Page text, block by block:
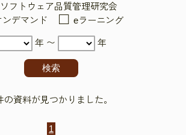
ソフトウェア品質管理研究会
ンデマンド
eラーニング
年 〜 年
の資料が見つかりました。
1